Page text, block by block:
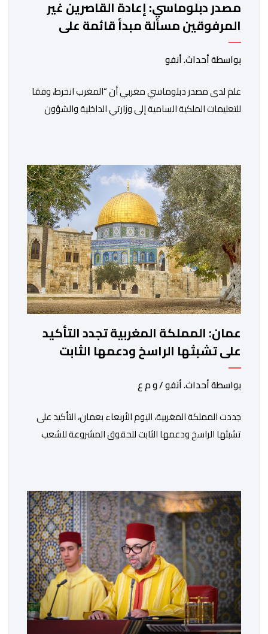
مصدر دبلوماسي: إعادة القاصرين غير
المرفوقين مسألة مبدأ قائمة على
التعليمات الملكية السامية
بواسطة أحداث. أنفو
علم لدى مصدر دبلوماسي مغربي أن “المغرب انخرط، وفقا
للتعليمات الملكية السامية إلى وزارتي الداخلية والشؤون
أن المملكة المغربية مستعدة للتنسيق مع شركائها الإسبان
والأوروبيين من أجل إعادة القاصرين غير المرفوقين. وأعرب
المصدر ذاته عن الأسف لكونه “في […]
عمان: المملكة المغربية تجدد التأكيد
على تشبثها الراسخ ودعمها الثابت
للحقوق المشروعة للشعب الفلسطيني
الشقيق
بواسطة أحداث. أنفو / و م ع
جددت المملكة المغربية، اليوم الأربعاء بعمان، التأكيد على
تشبثها الراسخ ودعمها الثابت للحقوق المشروعة للشعب
الشريف، واقتناعها بفضائل الحوار والتفاوض كسبيل وحيد
لحل الصراع الفلسطيني- الإسرائيلي، بعيدا عن أعمال العنف
والتطرف والتصرفات أحادية الجانب، وكذا انخراطها التام في
كل […]